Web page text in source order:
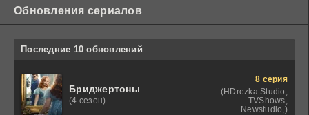
Обновления сериалов
Последние 10 обновлений
Бриджертоны
(4 сезон)
8 серия
(HDrezka Studio,
TVShows,
Newstudio,)